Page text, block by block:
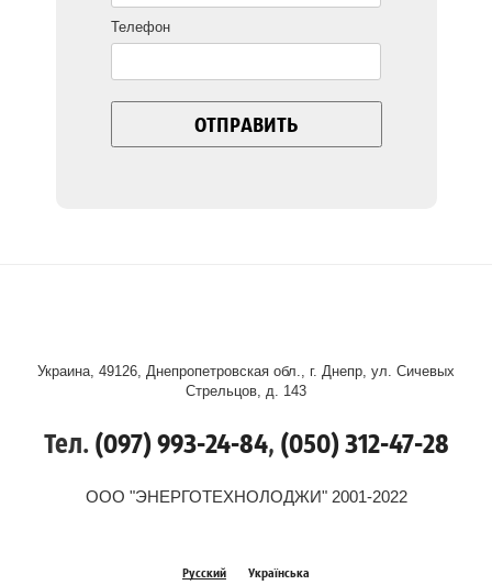
Телефон
Украина, 49126, Днепропетровская обл., г. Днепр, ул. Сичевых
Стрельцов, д. 143
Тел. (097) 993-24-84, (050) 312-47-28
ООО "ЭНЕРГОТЕХНОЛОДЖИ" 2001-2022
Русский Українська